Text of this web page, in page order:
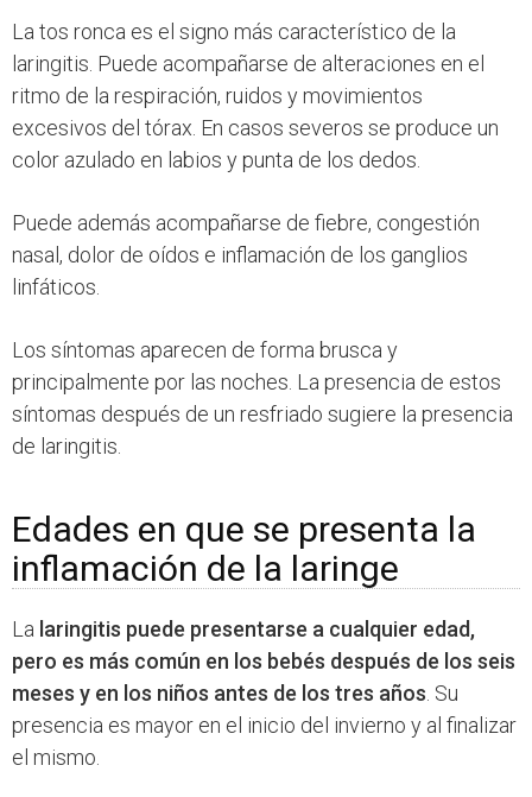
La tos ronca es el signo más característico de la
laringitis. Puede acompañarse de alteraciones en el
ritmo de la respiración, ruidos y movimientos
excesivos del tórax. En casos severos se produce un
color azulado en labios y punta de los dedos.
Puede además acompañarse de fiebre, congestión
nasal, dolor de oídos e inflamación de los ganglios
linfáticos.
Los síntomas aparecen de forma brusca y
principalmente por las noches. La presencia de estos
síntomas después de un resfriado sugiere la presencia
de laringitis.
Edades en que se presenta la
inflamación de la laringe
La laringitis puede presentarse a cualquier edad,
pero es más común en los bebés después de los seis
meses y en los niños antes de los tres años . Su
presencia es mayor en el inicio del invierno y al finalizar
el mismo.